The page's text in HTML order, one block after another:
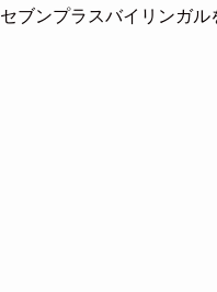
セブンプラスバイリンガ